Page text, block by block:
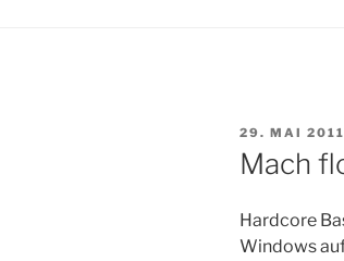
AM
29. MAI 2011
Mach
Hardcore
Windows